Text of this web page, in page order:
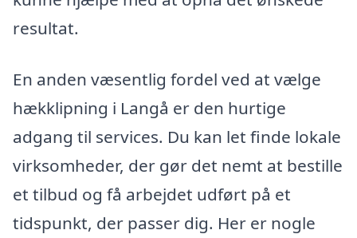
resultat.
En anden væsentlig fordel ved at vælge
hækklipning i Langå er den hurtige
adgang til services. Du kan let finde lokale
virksomheder, der gør det nemt at bestille
et tilbud og få arbejdet udført på et
tidspunkt, der passer dig. Her er nogle